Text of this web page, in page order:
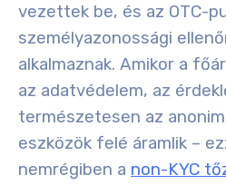
vezettek be, és az OTC-
személyazonossági
alkalmaznak. Amikor a
az adatvédelem, az
természetesen az
eszközök felé áramlik –
nemrégiben a non-KYC